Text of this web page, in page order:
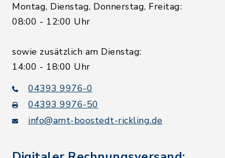
Montag, Dienstag, Donnerstag, Freitag:
08:00 - 12:00 Uhr
sowie zusätzlich am Dienstag:
14:00 - 18:00 Uhr
04393 9976-0
04393 9976-50
info@amt-boostedt-rickling.de